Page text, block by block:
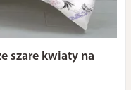
szare kwiaty na